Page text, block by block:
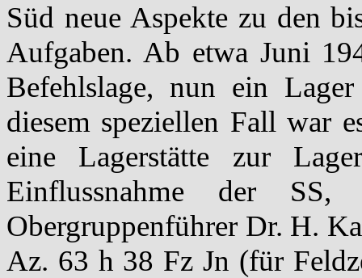
Süd neue Aspekte zu den
Aufgaben. Ab etwa Juni
Befehlslage, nun ein
diesem speziellen Fall war
eine Lagerstätte zur
Einflussnahme der
Obergruppenführer Dr. H.
Az. 63 h 38 Fz Jn (für